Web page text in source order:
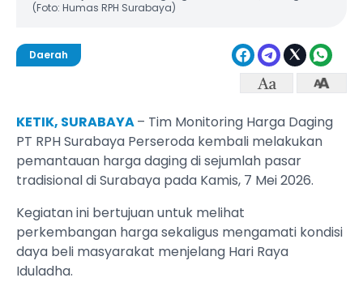
(Foto: Humas RPH Surabaya)
Daerah
KETIK, SURABAYA– Tim Monitoring Harga Daging
PT RPH Surabaya Perseroda kembali melakukan
pemantauan harga daging di sejumlah pasar
tradisional di Surabaya pada Kamis, 7 Mei 2026.
Kegiatan ini bertujuan untuk melihat
perkembangan harga sekaligus mengamati kondisi
daya beli masyarakat menjelang Hari Raya
Iduladha.